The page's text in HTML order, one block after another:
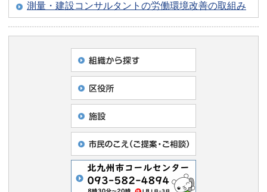
測量・建設コンサルタントの労働環境改善の取組み